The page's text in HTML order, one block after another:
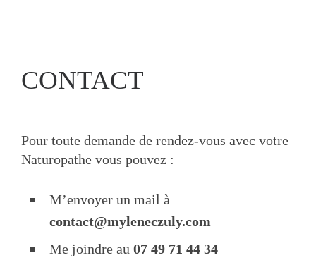
CONTACT
Pour toute demande de rendez-vous avec votre
Naturopathe vous pouvez :
M’envoyer un mail à
contact@myleneczuly.com
Me joindre au 07 49 71 44 34